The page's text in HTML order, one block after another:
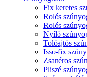
Fix keretes
Rolós
Rolós
Nyíló
Tolóajtós
Isso-fix
Zsanéros
Pliszé